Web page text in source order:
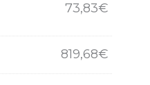
73,83€
819,68€